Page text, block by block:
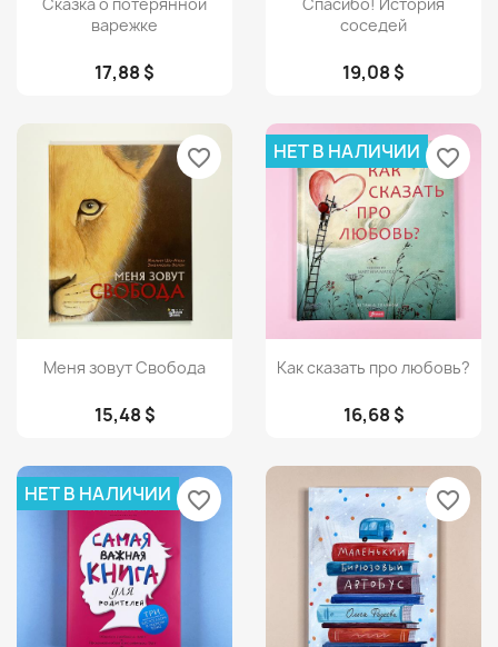
варежке
17,88 $
соседей
19,08 $
Просмотр
Меня зовут Свобода
15,48 $
favorite_border
Просмотр
Как сказать про любовь?
16,68 $
НЕТ В НАЛИЧИИ favorite_border
НЕТ В НАЛИЧИИ favorite_border favorite_border